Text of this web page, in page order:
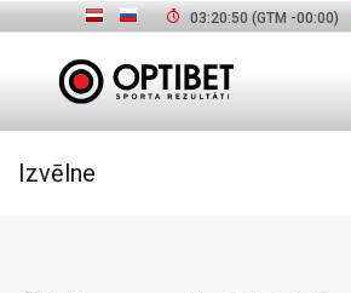
03:20:51(GTM -00:00)
Izvēlne